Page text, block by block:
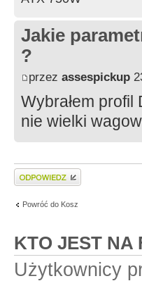
Jakie
?
przez assespickup
Wybrałem
nie wielki
Wyślij odpowiedź
Powróć do Kosz
KTO JEST NA
Użytkownicy